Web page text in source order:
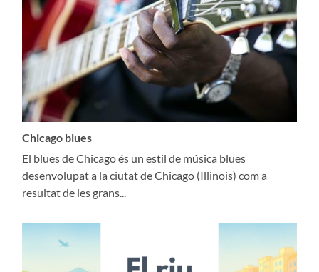
Chicago blues
El blues de Chicago és un estil de música blues
desenvolupat a la ciutat de Chicago (Illinois) com a
resultat de les grans...